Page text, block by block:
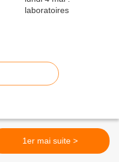
1er mai suite >